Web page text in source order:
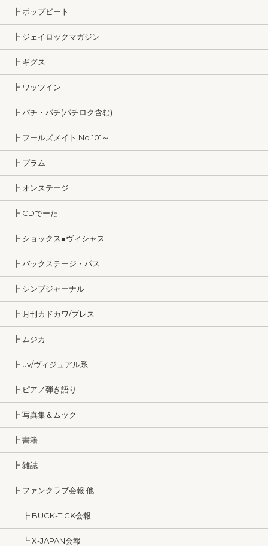
┣ ポップビート
┣ ジェイロックマガジン
┣ ギグス
┣ ワッツイン
┣ パチ・パチ(パチロク含む)
┣ フールズメイト No.101～
┣ プラム
┣ オンステージ
┣ CDでーた
┣ ショックス●ヴィシャス
┣ バックステージ・パス
┣ シンプジャーナル
┣ 月刊カドカワ/ブレス
┣ ムジカ
┣ uv/ヴィジュアル系
┣ ピアノ弾き語り
┣ 写真集＆ムック
┣ 書籍
┣ 雑誌
┣ ファンクラブ会報 他
┣ BUCK-TICK会報
┗ X-JAPAN会報